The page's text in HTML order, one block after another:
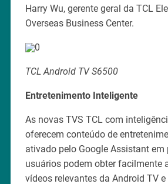
Harry Wu, gerente geral da TCL
Overseas Business Center.
TCL Android TV S6500
Entretenimento Inteligente
As novas TVS TCL com
oferecem conteúdo de
ativado pelo Google Assistant em
usuários podem obter facilmente
vídeos relevantes da Android TV